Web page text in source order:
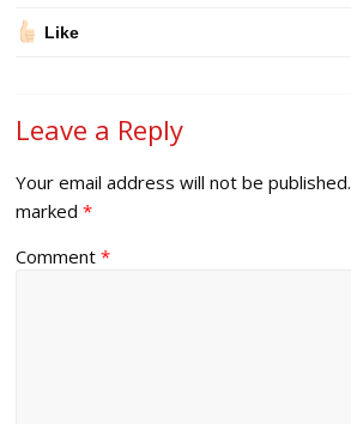
Like
Leave a Reply
Your email address will not be published.
marked*
Comment*